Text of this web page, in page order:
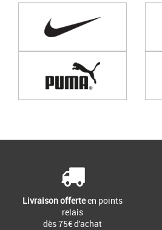
Livraison offerteen points
relais
dès 75€ d'achat